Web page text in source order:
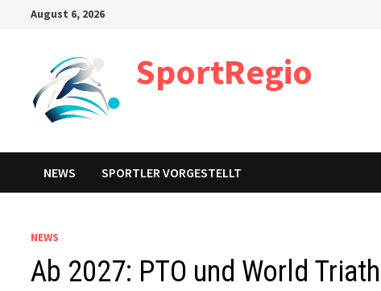
August 6, 2026
SportRegio
NEWS SPORTLER VORGESTELLT
NEWS
Ab 2027: PTO und World